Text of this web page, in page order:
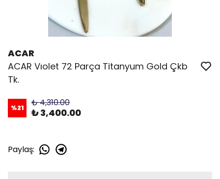
ACAR
ACAR Vıolet 72 Parça Titanyum Gold Çkb
Tk.
%21 ₺ 4,310.00
₺ 3,400.00
Paylaş: